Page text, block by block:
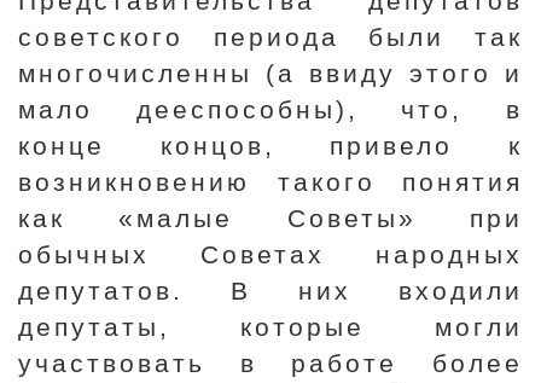
советского периода были так
многочисленны (а ввиду этого и
мало дееспособны), что, в
конце концов, привело к
возникновению такого понятия
как «малые Советы» при
обычных Советах народных
депутатов. В них входили
депутаты, которые могли
участвовать в работе более